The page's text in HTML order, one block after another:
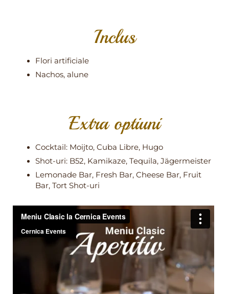
Inclus
Flori artificiale
Nachos, alune
Extra optiuni
Cocktail: Moijto, Cuba Libre, Hugo
Shot-uri: B52, Kamikaze, Tequila, Jägermeister
Lemonade Bar, Fresh Bar, Cheese Bar, Fruit
Bar, Tort Shot-uri